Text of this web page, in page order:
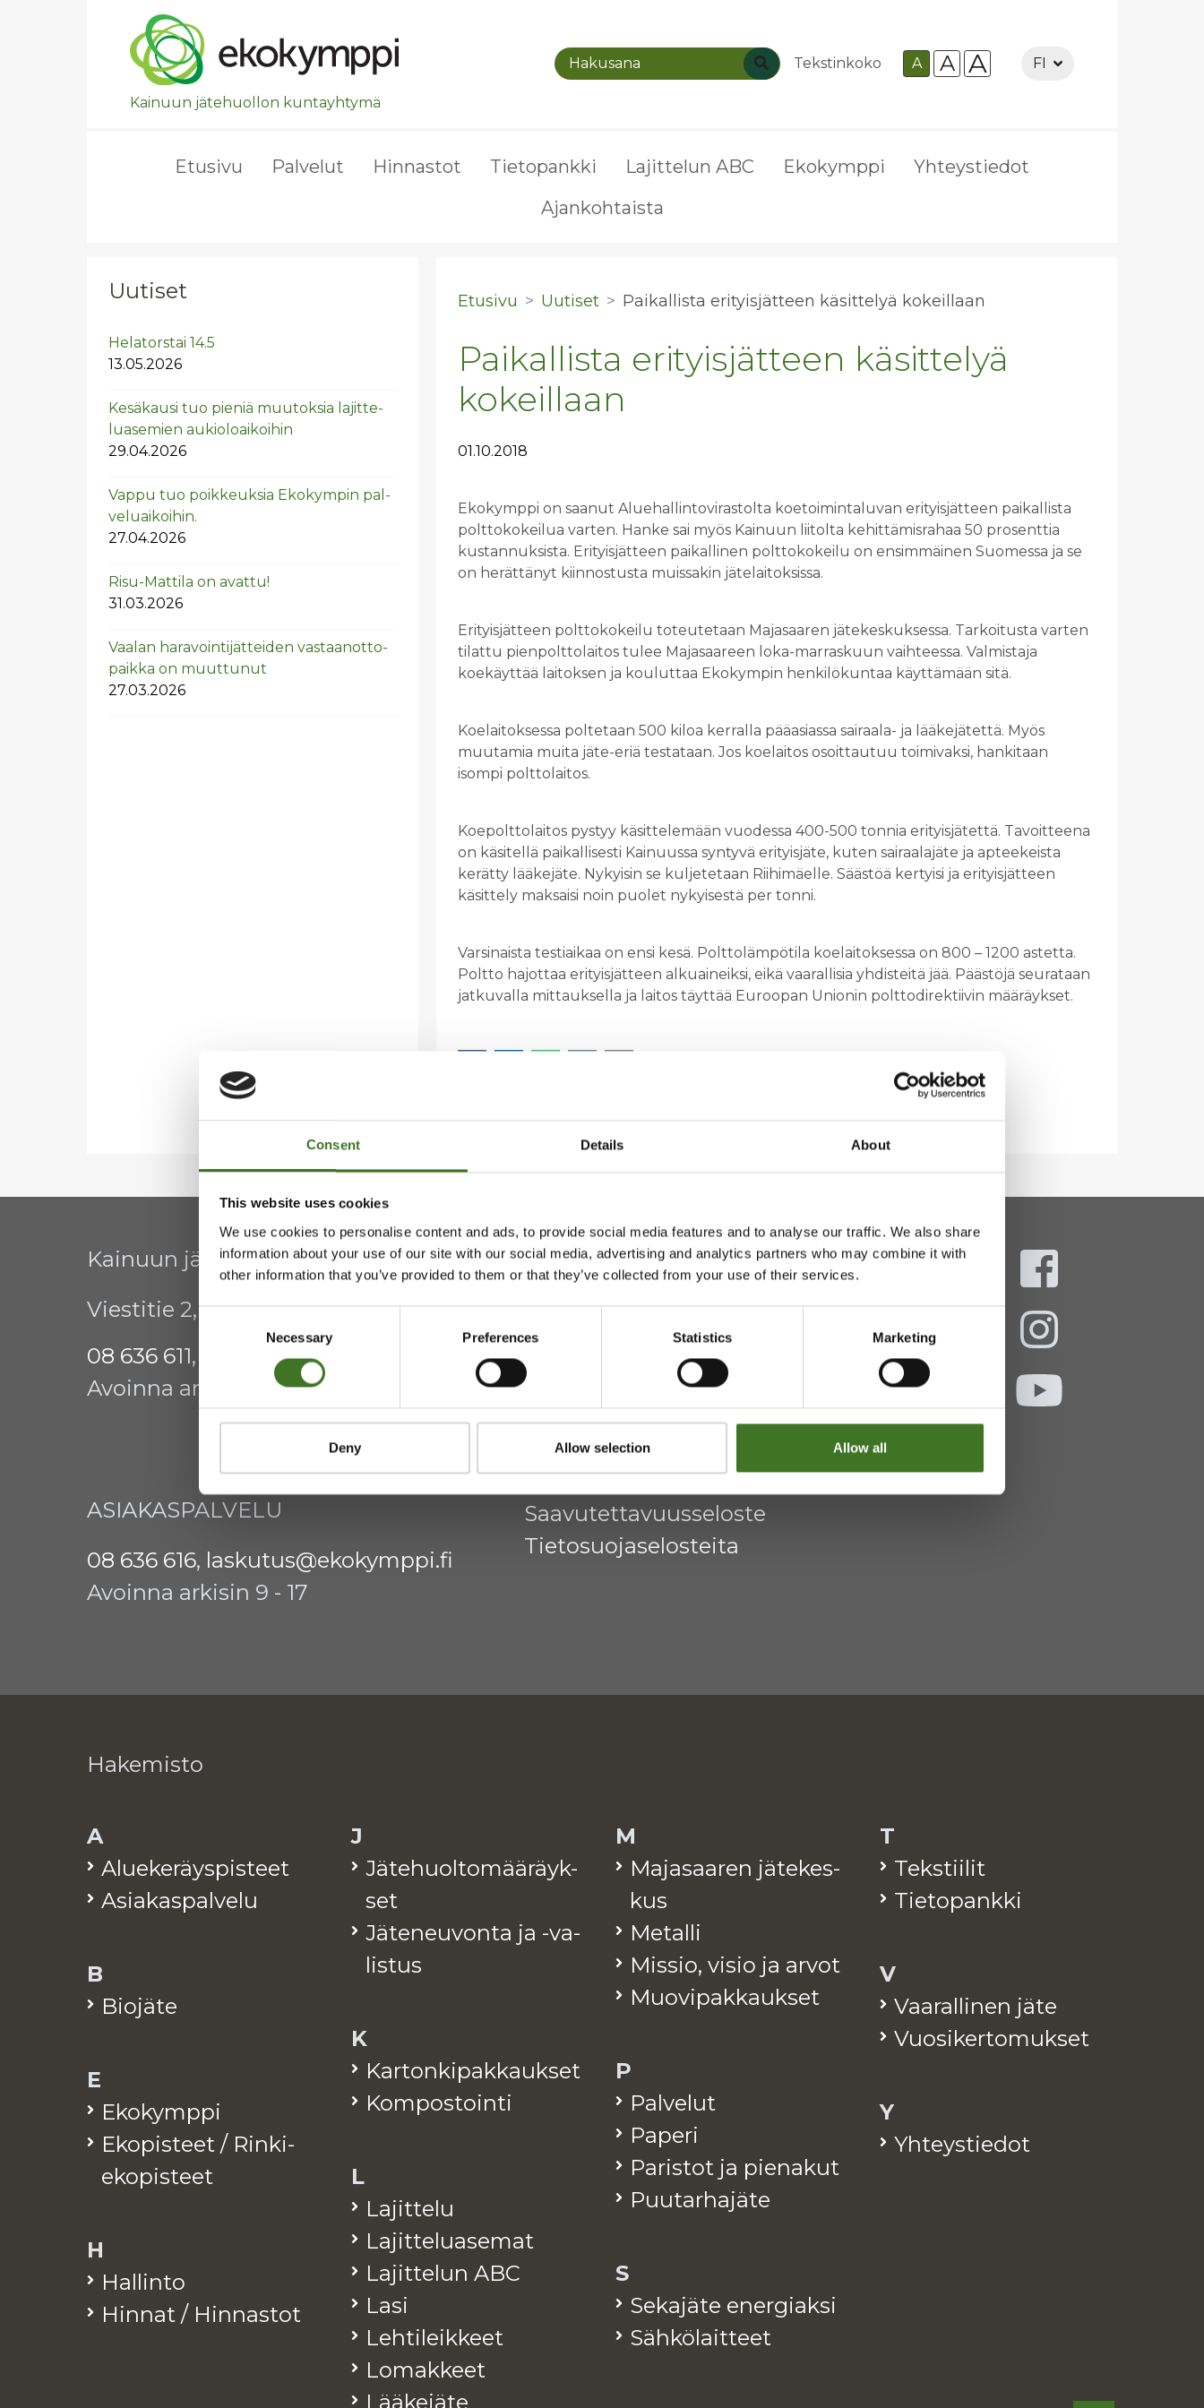
Consent Details About
This website uses cookies
We use cookies to personalise content and ads, to provide social media features and to analyse our traffic. We also share
information about your use of our site with our social media, advertising and analytics partners who may combine it with
other information that you’ve provided to them or that they’ve collected from your use of their services.
Necessary Preferences Statistics Marketing
Deny Allow selection Allow all
Ohita valikko, siirry suoraan pääsisältöön.
Kainuun jätehuollon kuntayhtymä
Tekstinkoko A A A FI
Etusivu Palvelut Hinnastot Tietopankki Lajittelun ABC Ekokymppi
Yhteystiedot
Ajankohtaista
Uutiset
He­la­tors­tai 14.5
13.05.2026
Ke­sä­kausi tuo pie­niä muu­tok­sia la­jit­te­
lua­se­mien au­kio­loai­koi­hin
29.04.2026
Vappu tuo poik­keuk­sia Eko­kym­pin pal­
ve­luai­koi­hin.
27.04.2026
Risu-Mat­ti­la on avat­tu!
31.03.2026
Vaa­lan ha­ra­voin­ti­jät­tei­den vas­taan­ot­to­
paik­ka on muut­tu­nut
27.03.2026
Etusivu Uutiset Pai­kal­lis­ta eri­tyis­jät­teen kä­sit­te­lyä ko­keil­laan
Paikallista erityisjätteen käsittelyä
kokeillaan
01.10.2018
Ekokymppi on saanut Aluehallintovirastolta koetoimintaluvan erityisjätteen paikallista
polttokokeilua varten. Hanke sai myös Kainuun liitolta kehittämisrahaa 50 prosenttia
kustannuksista. Erityisjätteen paikallinen polttokokeilu on ensimmäinen Suomessa ja se
on herättänyt kiinnostusta muissakin jätelaitoksissa.
Erityisjätteen polttokokeilu toteutetaan Majasaaren jätekeskuksessa. Tarkoitusta varten
tilattu pienpolttolaitos tulee Majasaareen loka-marraskuun vaihteessa. Valmistaja
koekäyttää laitoksen ja kouluttaa Ekokympin henkilökuntaa käyttämään sitä.
Koelaitoksessa poltetaan 500 kiloa kerralla pääasiassa sairaala- ja lääkejätettä. Myös
muutamia muita jäte-eriä testataan. Jos koelaitos osoittautuu toimivaksi, hankitaan
isompi polttolaitos.
Koepolttolaitos pystyy käsittelemään vuodessa 400-500 tonnia erityisjätettä. Tavoitteena
on käsitellä paikallisesti Kainuussa syntyvä erityisjäte, kuten sairaalajäte ja apteekeista
kerätty lääkejäte. Nykyisin se kuljetetaan Riihimäelle. Säästöä kertyisi ja erityisjätteen
käsittely maksaisi noin puolet nykyisestä per tonni.
Varsinaista testiaikaa on ensi kesä. Polttolämpötila koelaitoksessa on 800 – 1200 astetta.
Poltto hajottaa erityisjätteen alkuaineiksi, eikä vaarallisia yhdisteitä jää. Päästöjä seurataan
jatkuvalla mittauksella ja laitos täyttää Euroopan Unionin polttodirektiivin määräykset.
Kainuun jätehuollon kuntayhtymä
Viestitie 2, 87700 Kajaani
08 636 611,
info@ekokymppi.fi
Avoinna arkisin 9 - 15
ASIAKASPALVELU
08 636 616, laskutus@ekokymppi.fi
Avoinna arkisin 9 - 17
Majasaaren jätekeskus
Mustantie 500, 87900 Kajaani
majasaari@ekokymppi.fi
Avoinna ma 8 - 18, ti - pe 8 - 16
Saavutettavuusseloste
Tietosuojaselosteita
Hakemisto
A
Alue­ke­räys­pis­teet
Asia­kas­pal­ve­lu
B
Bio­jä­te
E
Eko­kymp­pi
Eko­pis­teet / Rinki-
eko­pis­teet
H
Hal­lin­to
Hin­nat / Hin­nas­tot
J
Jä­te­huol­to­mää­räyk­
set
Jä­te­neu­von­ta ja -va­
lis­tus
K
Kar­ton­ki­pak­kauk­set
Kom­pos­toin­ti
L
La­jit­te­lu
La­jit­te­lua­se­mat
La­jit­te­lun ABC
Lasi
Leh­ti­leik­keet
Lo­mak­keet
Lää­ke­jä­te
M
Ma­ja­saa­ren jä­te­kes­
kus
Me­tal­li
Mis­sio, visio ja arvot
Muo­vi­pak­kauk­set
P
Pal­ve­lut
Pa­pe­ri
Pa­ris­tot ja pie­na­kut
Puu­tar­ha­jä­te
S
Se­ka­jä­te ener­giak­si
Säh­kö­lait­teet
T
Teks­tii­lit
Tie­to­pank­ki
V
Vaa­ral­li­nen jäte
Vuo­si­ker­to­muk­set
Y
Yh­teys­tie­dot